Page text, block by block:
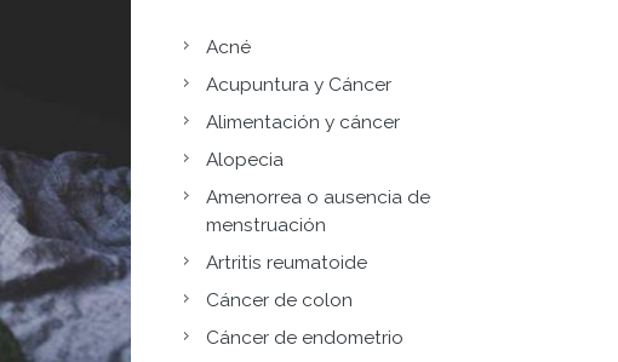
Acné
Acupuntura y Cáncer
Alimentación y cáncer
Alopecia
Amenorrea o ausencia de
menstruación
Artritis reumatoide
Cáncer de colon
Cáncer de endometrio